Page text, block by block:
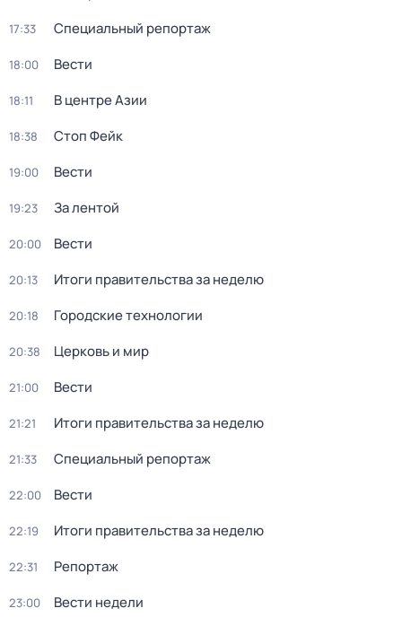
17:33 Специальный репортаж
18:00 Вести
18:11 В центре Азии
18:38 Стоп Фейк
19:00 Вести
19:23 За лентой
20:00 Вести
20:13 Итоги правительства за неделю
20:18 Городские технологии
20:38 Церковь и мир
21:00 Вести
21:21 Итоги правительства за неделю
21:33 Специальный репортаж
22:00 Вести
22:19 Итоги правительства за неделю
22:31 Репортаж
23:00 Вести недели